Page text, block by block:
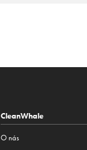
CleanWhale
O nás